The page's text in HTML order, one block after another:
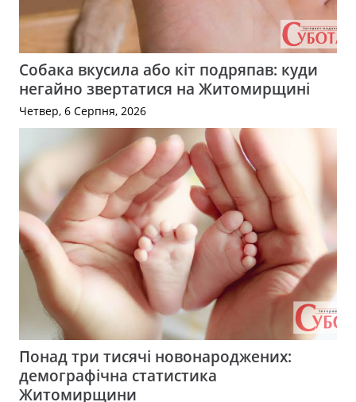
Собака вкусила або кіт подряпав: куди
негайно звертатися на Житомирщині
Четвер, 6 Серпня, 2026
Понад три тисячі новонароджених:
демографічна статистика
Житомирщини